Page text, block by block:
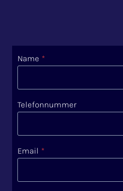
Name *
Telefonnummer
Email *